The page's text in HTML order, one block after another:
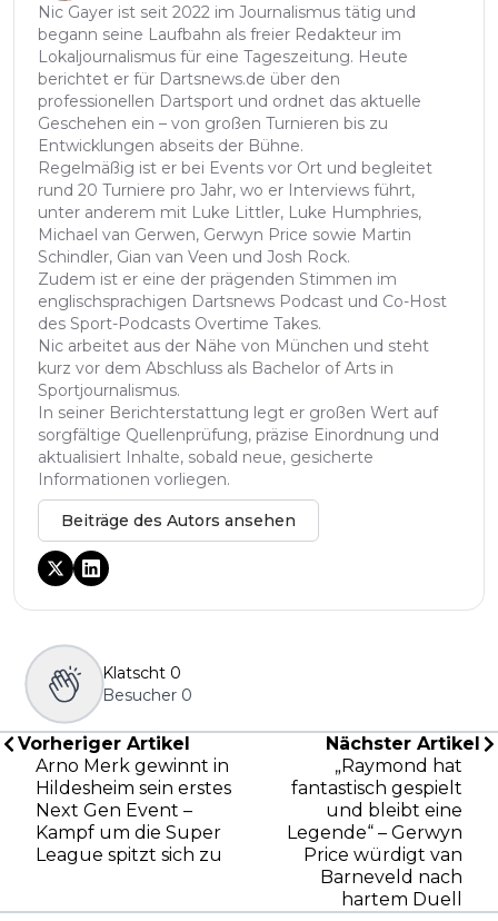
Nic Gayer ist seit 2022 im Journalismus tätig und
begann seine Laufbahn als freier Redakteur im
Lokaljournalismus für eine Tageszeitung. Heute
berichtet er für Dartsnews.de über den
professionellen Dartsport und ordnet das aktuelle
Geschehen ein – von großen Turnieren bis zu
Entwicklungen abseits der Bühne.
Regelmäßig ist er bei Events vor Ort und begleitet
rund 20 Turniere pro Jahr, wo er Interviews führt,
unter anderem mit Luke Littler, Luke Humphries,
Michael van Gerwen, Gerwyn Price sowie Martin
Schindler, Gian van Veen und Josh Rock.
Zudem ist er eine der prägenden Stimmen im
englischsprachigen Dartsnews Podcast und Co-Host
des Sport-Podcasts Overtime Takes.
Nic arbeitet aus der Nähe von München und steht
kurz vor dem Abschluss als Bachelor of Arts in
Sportjournalismus.
In seiner Berichterstattung legt er großen Wert auf
sorgfältige Quellenprüfung, präzise Einordnung und
aktualisiert Inhalte, sobald neue, gesicherte
Informationen vorliegen.
Beiträge des Autors ansehen
Klatscht 0
Besucher 0
Vorheriger Artikel
Arno Merk gewinnt in
Hildesheim sein erstes
Next Gen Event –
Kampf um die Super
League spitzt sich zu
Nächster Artikel
„Raymond hat
fantastisch gespielt
und bleibt eine
Legende“ – Gerwyn
Price würdigt van
Barneveld nach
hartem Duell